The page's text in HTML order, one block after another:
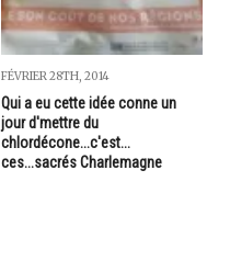
FÉVRIER 28TH, 2014
Qui a eu cette idée conne un
jour d'mettre du
chlordécone...c'est...
ces...sacrés Charlemagne